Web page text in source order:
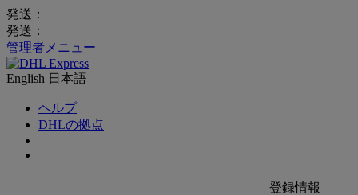
発送：
発送：
管理者メニュー
English 日本語
ヘルプ
DHLの拠点
登録情報